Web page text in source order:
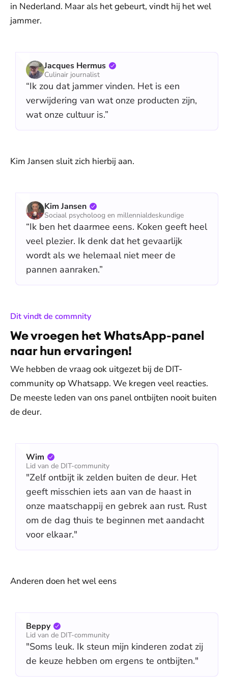
in Nederland. Maar als het gebeurt, vindt hij het wel
jammer.
Jacques Hermus
Culinair journalist
“Ik zou dat jammer vinden. Het is een
verwijdering van wat onze producten zijn,
wat onze cultuur is.”
Kim Jansen sluit zich hierbij aan.
Kim Jansen
Sociaal psycholoog en millennialdeskundige
“Ik ben het daarmee eens. Koken geeft heel
veel plezier. Ik denk dat het gevaarlijk
wordt als we helemaal niet meer de
pannen aanraken.”
Dit vindt de commnity:
We vroegen het WhatsApp-panel
naar hun ervaringen!
We hebben de vraag ook uitgezet bij de DIT-
community op Whatsapp. We kregen veel reacties.
De meeste leden van ons panel ontbijten nooit buiten
de deur.
Wim
Lid van de DIT-community
"Zelf ontbijt ik zelden buiten de deur. Het
geeft misschien iets aan van de haast in
onze maatschappij en gebrek aan rust. Rust
om de dag thuis te beginnen met aandacht
voor elkaar."
Anderen doen het wel eens
Beppy
Lid van de DIT-community
"Soms leuk. Ik steun mijn kinderen zodat zij
de keuze hebben om ergens te ontbijten."